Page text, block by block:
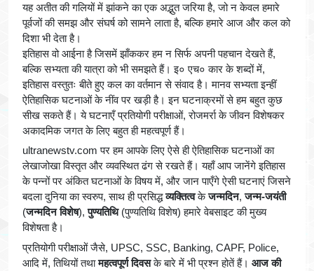
यह अतीत की गलियों में झांकने का एक अद्भुत जरिया है, जो न केवल हमारे
पूर्वजों की समझ और संघर्ष को सामने लाता है, बल्कि हमारे आज और कल को
दिशा भी देता है।
इतिहास वो आईना है जिसमें झाँककर हम न सिर्फ अपनी पहचान देखते हैं,
बल्कि सभ्यता की यात्रा को भी समझते हैं। इ० एच० कार के शब्दों में,
इतिहास वस्तुतः बीते हुए कल का वर्तमान से संवाद है। मानव सभ्यता इन्हीं
ऐतिहासिक घटनाओं के नींव पर खड़ी है। इन घटनाक्रमों से हम बहुत कुछ
सीख सकते हैं। ये घटनाएँ प्रतियोगी परीक्षाओं, रोजमर्रा के जीवन विशेषकर
अकादमिक जगत के लिए बहुत ही महत्वपूर्ण हैं।
ultranewstv.com पर हम आपके लिए ऐसे ही ऐतिहासिक घटनाओं का
लेखाजोखा विस्तृत और व्यवस्थित ढंग से रखते हैं। यहाँ आप जानेंगे इतिहास
के पन्नों पर अंकित घटनाओं के विषय में, और जान पाएँगे ऐसी घटनाएं जिसने
बदला दुनिया का स्वरुप, साथ ही प्रसिद्धव्यक्तित्वकेजन्मदिन,जन्म-जयंती
(जन्मदिन विशेष),पुण्यतिथि (पुण्यतिथि विशेष) हमारे वेबसाइट की मुख्य
विशेषता है।
प्रतियोगी परीक्षाओं जैसे, UPSC, SSC, Banking, CAPF, Police,
आदि में, तिथियों तथामहत्वपूर्ण दिवसके बारे में भी प्रश्न होतें हैं। आज की